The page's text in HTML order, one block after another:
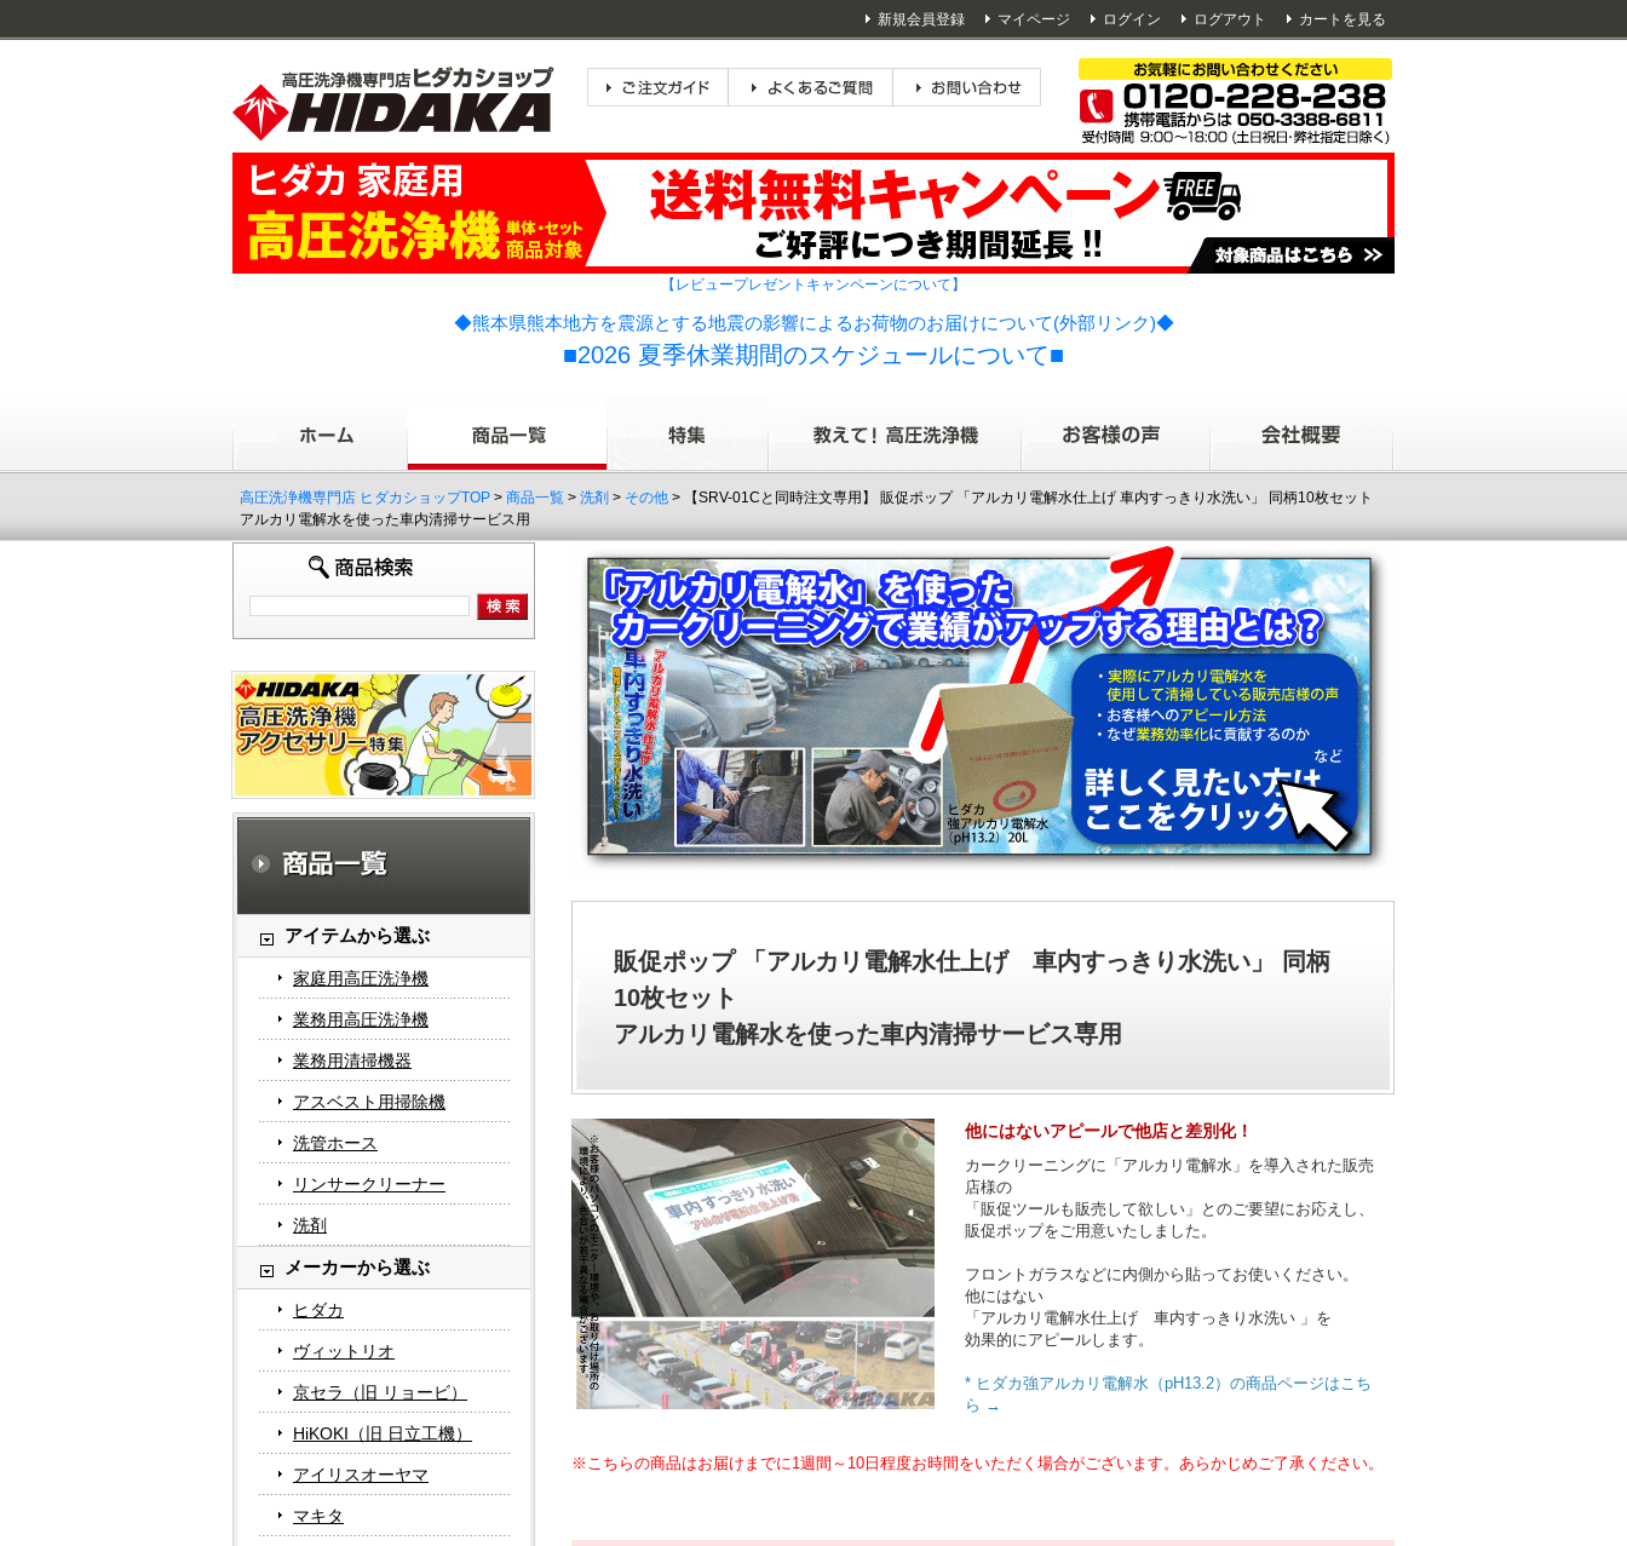
新規会員登録 マイページ ログイン ログアウト カートを見る
【レビュープレゼントキャンペーンについて】
◆熊本県熊本地方を震源とする地震の影響によるお荷物のお届けについて(外部リンク)◆
■2026 夏季休業期間のスケジュールについて■
高圧洗浄機専門店 ヒダカショップTOP > 商品一覧 > 洗剤 > その他 > 【SRV-01Cと同時注文専用】 販促ポップ 「アルカリ電解水仕上げ 車内すっきり水洗い」 同柄10枚セット
アルカリ電解水を使った車内清掃サービス用
アイテムから選ぶ
家庭用高圧洗浄機
業務用高圧洗浄機
業務用清掃機器
アスベスト用掃除機
洗管ホース
リンサークリーナー
洗剤
メーカーから選ぶ
ヒダカ
ヴィットリオ
京セラ（旧 リョービ）
HiKOKI（旧 日立工機）
アイリスオーヤマ
マキタ
販促ポップ 「アルカリ電解水仕上げ 車内すっきり水洗い」 同柄
10枚セット
アルカリ電解水を使った車内清掃サービス専用
他にはないアピールで他店と差別化！
カークリーニングに「アルカリ電解水」を導入された販売
店様の
「販促ツールも販売して欲しい」とのご要望にお応えし、
販促ポップをご用意いたしました。
フロントガラスなどに内側から貼ってお使いください。
他にはない
「アルカリ電解水仕上げ 車内すっきり水洗い 」を
効果的にアピールします。
* ヒダカ強アルカリ電解水（pH13.2）の商品ページはこち
ら →
※こちらの商品はお届けまでに1週間～10日程度お時間をいただく場合がございます。あらかじめご了承ください。